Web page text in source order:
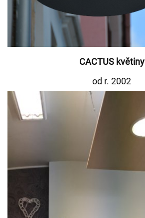
CACTUS květiny
od r. 2002